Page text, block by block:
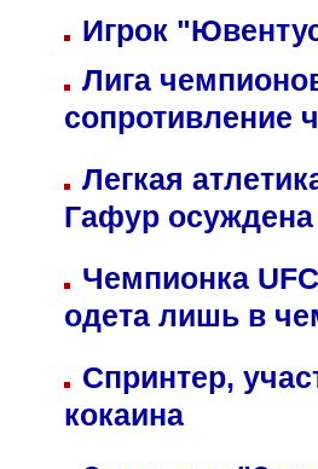
Игрок
Лига
сопротивление
Легкая
Гафур осуждена
Чемпионка
одета лишь в
Спринтер,
кокаина